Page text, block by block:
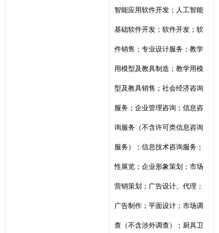
智能应用软件开发；人工智能
基础软件开发；软件开发；软
件销售；专业设计服务；教学
用模型及教具制造；教学用模
型及教具销售；社会经济咨询
服务；企业管理咨询；信息咨
询服务（不含许可类信息咨询
服务）；信息技术咨询服务；
性展览；企业形象策划；市场
营销策划；广告设计、代理；
广告制作；平面设计；市场调
查（不含涉外调查）；厨具卫